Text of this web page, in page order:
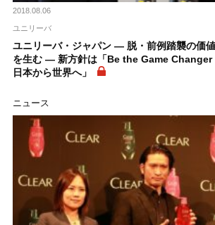
2018.08.06
ユニリーバ
ユニリーバ・ジャパン ― 脱・前例踏襲の価
を生む ― 新方針は「Be the Game Changer
日本から世界へ」
ニュース